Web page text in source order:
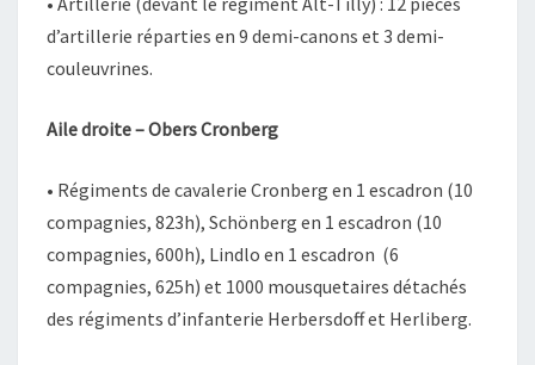
d’artillerie réparties en 9 demi-canons et 3 demi-
couleuvrines.
Aile droite – Obers Cronberg
• Régiments de cavalerie Cronberg en 1 escadron (10
compagnies, 823h), Schönberg en 1 escadron (10
compagnies, 600h), Lindlo en 1 escadron (6
compagnies, 625h) et 1000 mousquetaires détachés
des régiments d’infanterie Herbersdoff et Herliberg.